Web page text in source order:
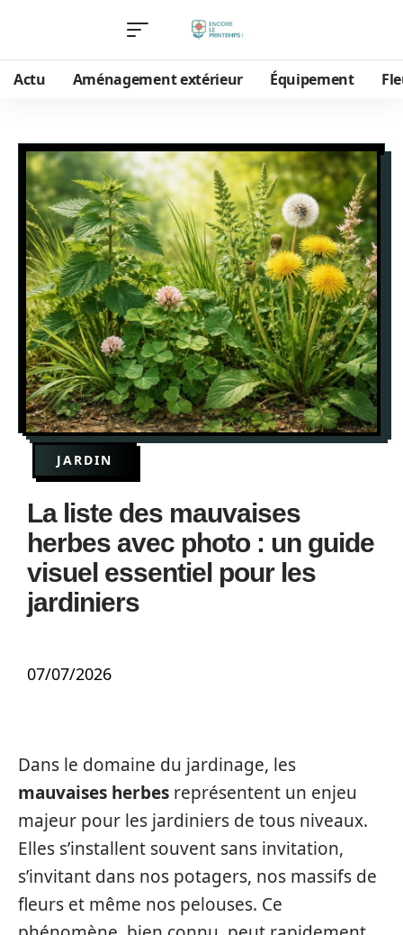
Actu Aménagement extérieur Équipement
JARDIN
La liste des mauvaises
herbes avec photo : un guide
visuel essentiel pour les
jardiniers
07/07/2026
Dans le domaine du jardinage, les
mauvaises herbes représentent un enjeu
majeur pour les jardiniers de tous niveaux.
Elles s’installent souvent sans invitation,
s’invitant dans nos potagers, nos massifs de
fleurs et même nos pelouses. Ce